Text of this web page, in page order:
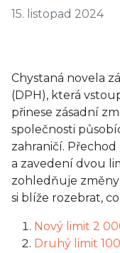
15. listopad 2024
Chystaná novela
(DPH), která
přinese zásadní
společnosti
zahraničí.
a zavedení dvou
zohledňuje
si blíže rozebrat,
Nový limit 2
Druhý limit